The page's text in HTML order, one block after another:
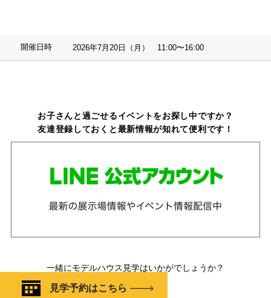
開催日時 2026年7月20日（月） 11:00〜16:00
お子さんと過ごせるイベントをお探し中ですか？
友達登録しておくと最新情報が知れて便利です！
一緒にモデルハウス見学はいかがでしょうか？
見学予約はこちら